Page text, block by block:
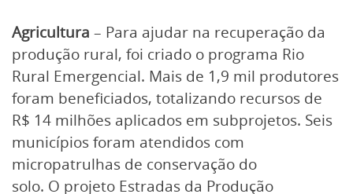
Agricultura – Para ajudar na recuperação da
produção rural, foi criado o programa Rio
Rural Emergencial. Mais de 1,9 mil produtores
foram beneficiados, totalizando recursos de
R$ 14 milhões aplicados em subprojetos. Seis
municípios foram atendidos com
micropatrulhas de conservação do
solo. O projeto Estradas da Produção